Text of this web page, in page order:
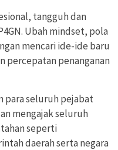
tangguh dan
Ubah mindset, pola
mencari ide-ide baru
percepatan penanganan
para seluruh pejabat
mengajak seluruh
seperti
daerah serta negara